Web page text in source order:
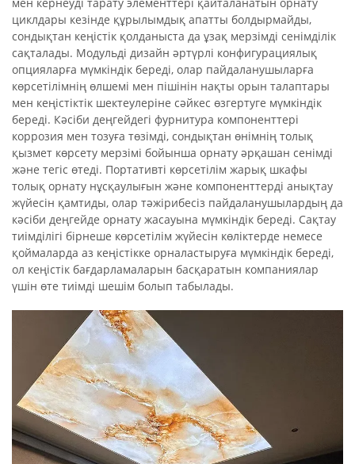
циклдары кезінде құрылымдық апатты болдырмайды,
сондықтан кеңістік қолданыста да ұзақ мерзімді сенімділік
сақталады. Модульді дизайн әртүрлі конфигурациялық
опцияларға мүмкіндік береді, олар пайдаланушыларға
көрсетілімнің өлшемі мен пішінін нақты орын талаптары
мен кеңістіктік шектеулеріне сәйкес өзгертуге мүмкіндік
береді. Кәсіби деңгейдегі фурнитура компоненттері
коррозия мен тозуға төзімді, сондықтан өнімнің толық
қызмет көрсету мерзімі бойынша орнату әрқашан сенімді
және тегіс өтеді. Портативті көрсетілім жарық шкафы
толық орнату нұсқаулығын және компоненттерді анықтау
жүйесін қамтиды, олар тәжірибесіз пайдаланушылардың да
кәсіби деңгейде орнату жасауына мүмкіндік береді. Сақтау
тиімділігі бірнеше көрсетілім жүйесін көліктерде немесе
қоймаларда аз кеңістікке орналастыруға мүмкіндік береді,
ол кеңістік бағдарламаларын басқаратын компаниялар
үшін өте тиімді шешім болып табылады.